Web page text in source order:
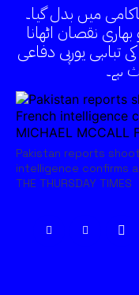
میں بدل گیا۔
نقصان اٹھانا
تباہی یورپی دفاعی
ہے۔
Pakistan reports
intelligence confirms
THE THURSDAY TIMES